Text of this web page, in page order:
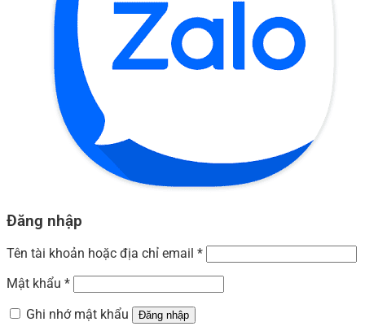
Đăng nhập
Tên tài khoản hoặc địa chỉ email *
Mật khẩu *
Ghi nhớ mật khẩu
Đăng nhập